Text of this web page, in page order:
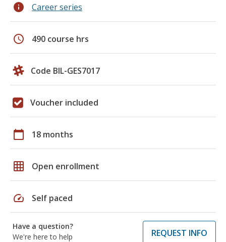
info Career series
schedule 490 course hrs
Code BIL-GES7017
Voucher included
calendar_today 18 months
grid_on Open enrollment
speed Self paced
Have a question?
We're here to help
REQUEST INFO